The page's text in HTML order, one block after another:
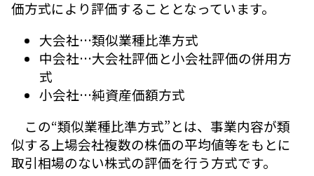
価方式により評価することとなっています。
大会社…類似業種比準方式
中会社…大会社評価と小会社評価の併用方
式
小会社…純資産価額方式
この“類似業種比準方式”とは、事業内容が類
似する上場会社複数の株価の平均値等をもとに
取引相場のない株式の評価を行う方式です。